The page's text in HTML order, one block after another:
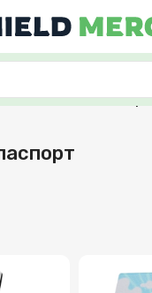
/Обложки на паспорт